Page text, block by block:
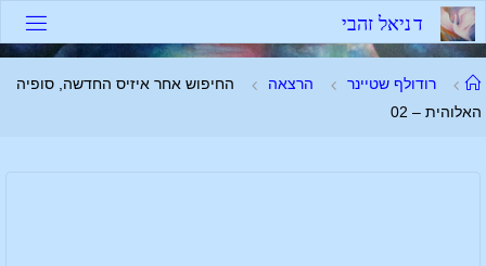
דניאל זהבי
רודולף שטיינר הרצאה
החיפוש אחר איזיס החדשה, סופיה
האלוהית – 02